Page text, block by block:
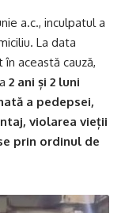
a.c., inculpatul a
La data
această cauză,
2 ani și 2 luni
a pedepsei,
violarea vieții
prin ordinul de